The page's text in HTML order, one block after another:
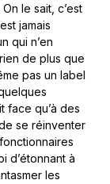
le sait, c’est
jamais
qui n’en
de plus que
pas un label
face qu’à des
se réinventer
d’étonnant à
les